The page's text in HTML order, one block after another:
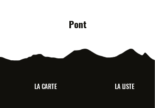
Pont
LA CARTE LA LISTE